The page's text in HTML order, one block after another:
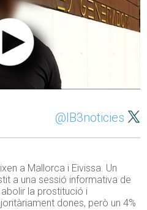
@IB3noticies
a Mallorca i Eivissa. Un
a una sessió informativa de
la prostitució i
dones, però un 4%